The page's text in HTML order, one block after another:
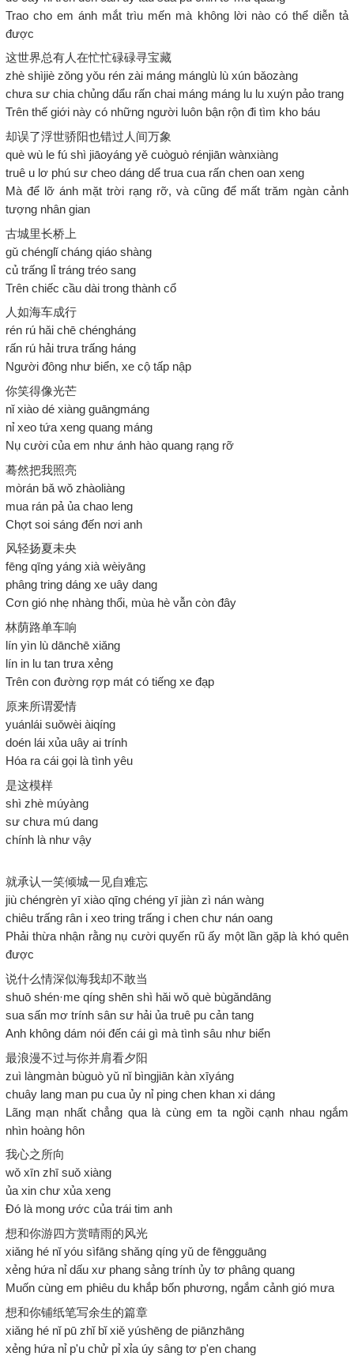
Trao cho em ánh mắt trìu mến mà không lời nào có thể diễn tả
được
这世界总有人在忙忙碌碌寻宝藏
zhè shìjiè zǒng yǒu rén zài máng mánglù lù xún bǎozàng
chưa sư chia chủng dẩu rấn chai máng máng lu lu xuýn pảo trang
Trên thế giới này có những người luôn bận rộn đi tìm kho báu
却误了浮世骄阳也错过人间万象
què wù le fú shì jiāoyáng yě cuòguò rénjiān wànxiàng
truê u lơ phú sư cheo dáng dể trua cua rấn chen oan xeng
Mà để lỡ ánh mặt trời rạng rỡ, và cũng để mất trăm ngàn cảnh
tượng nhân gian
古城里长桥上
gǔ chénglǐ cháng qiáo shàng
củ trấng lỉ tráng tréo sang
Trên chiếc cầu dài trong thành cổ
人如海车成行
rén rú hǎi chē chéngháng
rấn rú hải trưa trấng háng
Người đông như biển, xe cộ tấp nập
你笑得像光芒
nǐ xiào dé xiàng guāngmáng
nỉ xeo tứa xeng quang máng
Nụ cười của em như ánh hào quang rạng rỡ
蓦然把我照亮
mòrán bǎ wǒ zhàoliàng
mua rán pả ủa chao leng
Chợt soi sáng đến nơi anh
风轻扬夏未央
fēng qīng yáng xià wèiyāng
phâng tring dáng xe uây dang
Cơn gió nhẹ nhàng thổi, mùa hè vẫn còn đây
林荫路单车响
lín yìn lù dānchē xiǎng
lín in lu tan trưa xẻng
Trên con đường rợp mát có tiếng xe đạp
原来所谓爱情
yuánlái suǒwèi àiqíng
doén lái xủa uây ai trính
Hóa ra cái gọi là tình yêu
是这模样
shì zhè múyàng
sư chưa mú dang
chính là như vậy
就承认一笑倾城一见自难忘
jiù chéngrèn yī xiào qīng chéng yī jiàn zì nán wàng
chiêu trấng rân i xeo tring trấng i chen chư nán oang
Phải thừa nhận rằng nụ cười quyến rũ ấy một lần gặp là khó quên
được
说什么情深似海我却不敢当
shuō shén·me qíng shēn shì hǎi wǒ què bùgǎndāng
sua sấn mơ trính sân sư hải ủa truê pu cản tang
Anh không dám nói đến cái gì mà tình sâu như biển
最浪漫不过与你并肩看夕阳
zuì làngmàn bùguò yǔ nǐ bìngjiān kàn xīyáng
chuây lang man pu cua ủy nỉ ping chen khan xi dáng
Lãng mạn nhất chẳng qua là cùng em ta ngồi cạnh nhau ngắm
nhìn hoàng hôn
我心之所向
wǒ xīn zhī suǒ xiàng
ủa xin chư xủa xeng
Đó là mong ước của trái tim anh
想和你游四方赏晴雨的风光
xiǎng hé nǐ yóu sìfāng shǎng qíng yǔ de fēngguāng
xẻng hứa nỉ dấu xư phang sảng trính ủy tơ phâng quang
Muốn cùng em phiêu du khắp bốn phương, ngắm cảnh gió mưa
想和你铺纸笔写余生的篇章
xiǎng hé nǐ pū zhǐ bǐ xiě yúshēng de piānzhāng
xẻng hứa nỉ p'u chử pỉ xỉa úy sâng tơ p'en chang